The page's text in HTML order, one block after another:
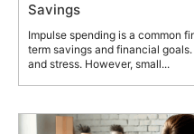
Savings
Impulse spending is a common
term savings and financial
and stress. However, small...